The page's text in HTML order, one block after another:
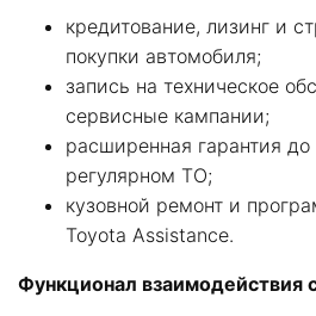
кредитование, лизинг и
покупки автомобиля;
запись на техническое
сервисные кампании;
расширенная гарантия до
регулярном ТО;
кузовной ремонт и
Toyota Assistance.
Функционал взаимодействия